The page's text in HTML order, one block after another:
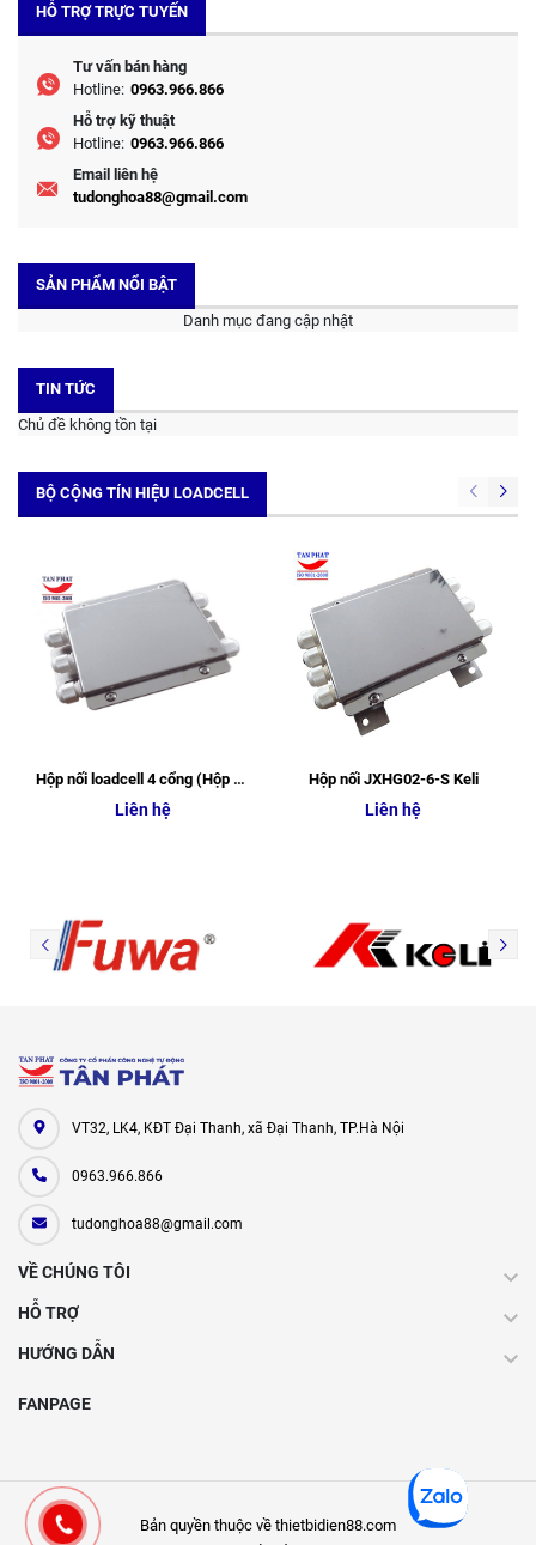
HỖ TRỢ TRỰC TUYẾN
Tư vấn bán hàng
Hotline: 0963.966.866
Hỗ trợ kỹ thuật
Hotline: 0963.966.866
Email liên hệ
tudonghoa88@gmail.com
SẢN PHẨM NỔI BẬT
Danh mục đang cập nhật
TIN TỨC
Chủ đề không tồn tại
BỘ CỘNG TÍN HIỆU LOADCELL
Hộp nối loadcell 4 cổng (Hộp nối JXHG03-4-S Keli)
Liên hệ
Hộp nối JXHG02-6-S Keli
Liên hệ
VT32, LK4, KĐT Đại Thanh, xã Đại Thanh, TP.Hà Nội
0963.966.866
tudonghoa88@gmail.com
VỀ CHÚNG TÔI
HỖ TRỢ
HƯỚNG DẪN
FANPAGE
Bản quyền thuộc về thietbidien88.com